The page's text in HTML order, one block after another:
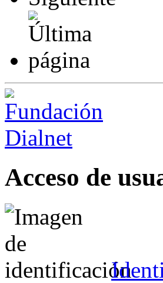
Acceso de